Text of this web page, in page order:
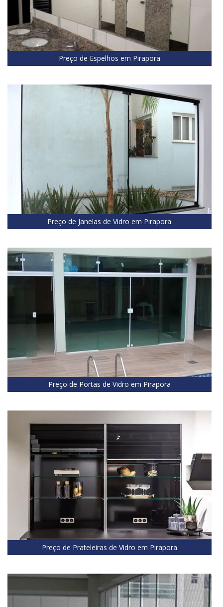
Preço de Espelhos em Pirapora
Preço de Janelas de Vidro em Pirapora
Preço de Portas de Vidro em Pirapora
Preço de Prateleiras de Vidro em Pirapora